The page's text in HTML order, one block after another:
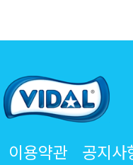
이용약관 공지사